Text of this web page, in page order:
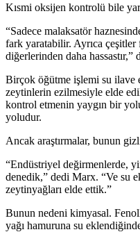
Kısmi oksijen kontrolü bile
“Sadece malaksatör
fark yaratabilir. Ayrıca çeşitler
diğerlerinden daha hassastır,”
Birçok öğütme işlemi su ilave
zeytinlerin ezilmesiyle elde
kontrol etmenin yaygın bir
yoludur.
Ancak araştırmalar, bunun
“Endüstriyel değirmenlerde,
denedik,” dedi Marx. “Ve su
zeytinyağları elde ettik.”
Bunun nedeni kimyasal.
yağı hamuruna su